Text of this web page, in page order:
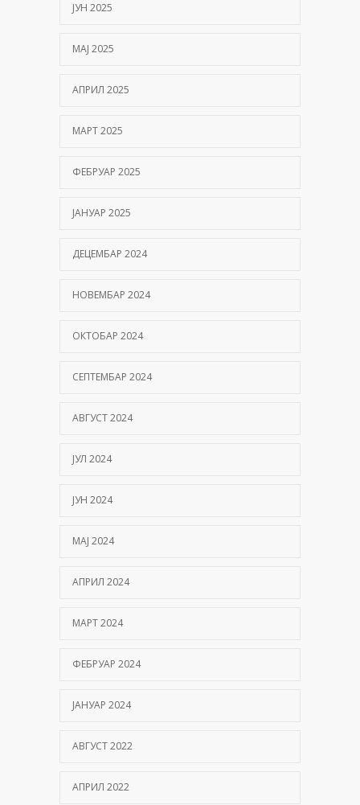
ЈУН 2025
МАЈ 2025
АПРИЛ 2025
МАРТ 2025
ФЕБРУАР 2025
ЈАНУАР 2025
ДЕЦЕМБАР 2024
НОВЕМБАР 2024
ОКТОБАР 2024
СЕПТЕМБАР 2024
АВГУСТ 2024
ЈУЛ 2024
ЈУН 2024
МАЈ 2024
АПРИЛ 2024
МАРТ 2024
ФЕБРУАР 2024
ЈАНУАР 2024
АВГУСТ 2022
АПРИЛ 2022